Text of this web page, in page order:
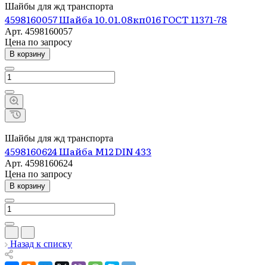
Шайбы для жд транспорта
4598160057 Шайба 10.01.08кп016 ГОСТ 11371-78
Арт. 4598160057
Цена по запросу
В корзину
Шайбы для жд транспорта
4598160624 Шайба М12 DIN 433
Арт. 4598160624
Цена по запросу
В корзину
Назад к списку